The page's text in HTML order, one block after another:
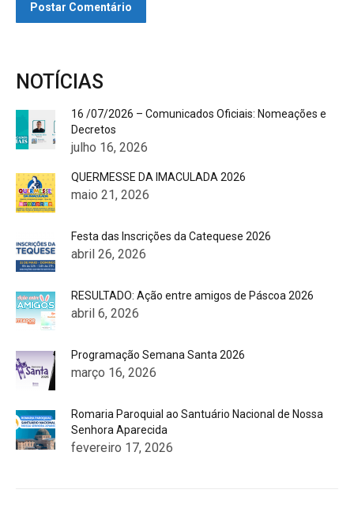
Postar Comentário
NOTÍCIAS
16 /07/2026 – Comunicados Oficiais: Nomeações e
Decretos
julho 16, 2026
QUERMESSE DA IMACULADA 2026
maio 21, 2026
Festa das Inscrições da Catequese 2026
abril 26, 2026
RESULTADO: Ação entre amigos de Páscoa 2026
abril 6, 2026
Programação Semana Santa 2026
março 16, 2026
Romaria Paroquial ao Santuário Nacional de Nossa
Senhora Aparecida
fevereiro 17, 2026